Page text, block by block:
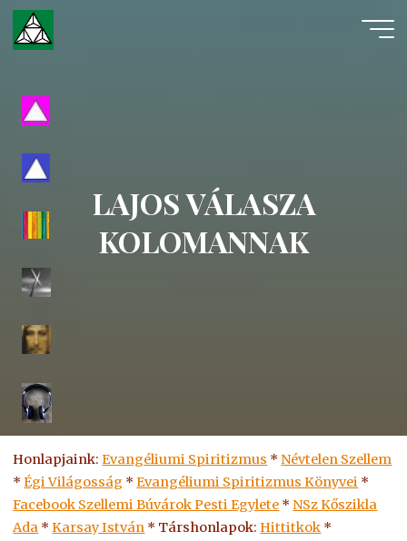
Skip
content
LAJOS VÁLASZA
KOLOMANNAK
Honlapjaink:Evangéliumi Spiritizmus * Névtelen Szellem
*Égi Világosság *Evangéliumi Spiritizmus Könyvei *
Facebook Szellemi Búvárok Pesti Egylete * NSz Kőszikla
Ada *Karsay István * Társhonlapok:Hittitkok *